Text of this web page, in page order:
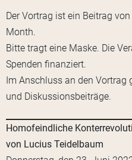
Der Vortrag ist ein Beitrag von
Month.
Bitte tragt eine Maske. Die
Spenden finanziert.
Im Anschluss an den Vortrag
und Diskussionsbeiträge.
Homofeindliche
von Lucius Teidelbaum